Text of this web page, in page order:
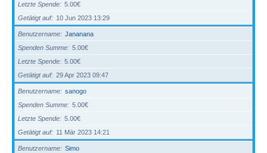
Letzte Spende
5.00€
Getätigt auf
10 Jun 2023 13:29
Benutzername
Jananana
Spenden Summe
5.00€
Letzte Spende
5.00€
Getätigt auf
29 Apr 2023 09:47
Benutzername
sanogo
Spenden Summe
5.00€
Letzte Spende
5.00€
Getätigt auf
11 Mär 2023 14:21
Benutzername
Simo